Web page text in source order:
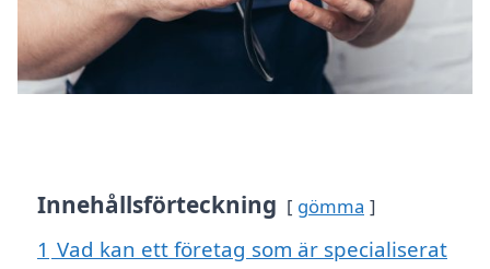
Innehållsförteckning gömma
1 Vad kan ett företag som är specialiserat